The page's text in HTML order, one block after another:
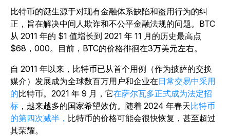
比特币的诞生源于对现有金融体系缺陷和盗用行为的纠
正，旨在解决中间人欺诈和不公平金融法规的问题。BTC
从 2011 年的 $1 值增长到 2021 年 11 月的历史最高点
$68，000。目前，BTC的价格徘徊在3万美元左右。
自 2011 年以来，比特币已从首个用例（作为披萨的交换
媒介）发展成为全球数百万用户和企业在日常交易中采用
的比特币。 2021 年 9 月，它在萨尔瓦多正式成为法定招
标 ，越来越多的国家希望效仿。随着 2024 年春天比特币
的第四次减半， 比特币的价格可能会很快恢复，甚至超过
其荣耀。